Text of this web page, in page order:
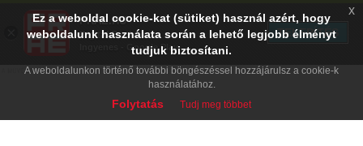
Ez a weboldal cookie-kat (sütiket) használ azért, hogy
weboldalunk használata során a lehető legjobb élményt
tudjuk biztosítani.
A weboldalunkon történő további böngészéssel hozzájárulsz a cookie-k
használatához.
Folytatás Tudj meg többet
x
PRAE.HU
Digital Evolution
Ingyenes - Google Play
TELEPÍTÉS